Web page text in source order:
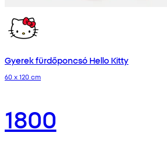
Gyerek fürdőponcsó Hello Kitty
60 x 120 cm
1800